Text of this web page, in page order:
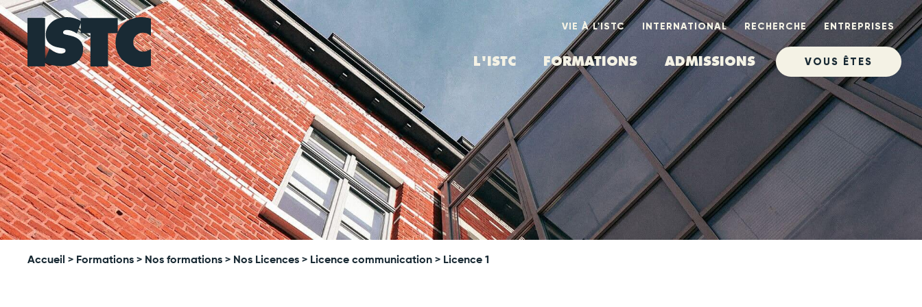
VIE À L'ISTC INTERNATIONAL RECHERCHE ENTREPRISES
L'ISTC FORMATIONS ADMISSIONS VOUS ÊTES
Accueil > Formations > Nos formations > Nos Licences > Licence communication > Licence 1